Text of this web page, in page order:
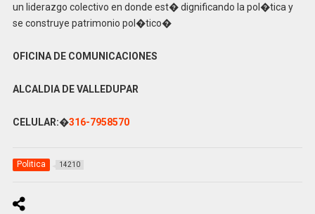
un liderazgo colectivo en donde est� dignificando la pol�tica y
se construye patrimonio pol�tico�
OFICINA DE COMUNICACIONES
ALCALDIA DE VALLEDUPAR
CELULAR:�316-7958570
Politica 14210